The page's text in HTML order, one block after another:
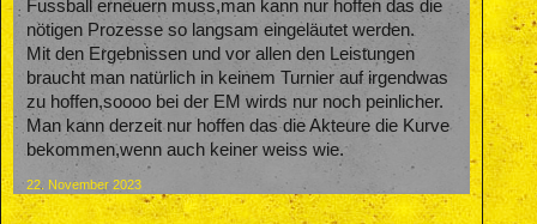
Fussball erneuern muss,man kann nur hoffen das die
nötigen Prozesse so langsam eingeläutet werden.
Mit den Ergebnissen und vor allen den Leistungen
braucht man natürlich in keinem Turnier auf irgendwas
zu hoffen,soooo bei der EM wirds nur noch peinlicher.
Man kann derzeit nur hoffen das die Akteure die Kurve
bekommen,wenn auch keiner weiss wie.
22. November 2023